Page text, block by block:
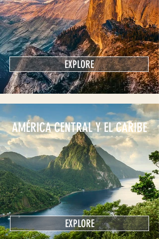
EXPLORE
AMÉRICA CENTRAL Y EL CARIBE
EXPLORE